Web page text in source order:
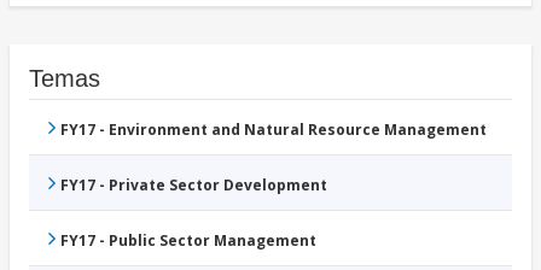
Temas
FY17 - Environment and Natural Resource Management
FY17 - Private Sector Development
FY17 - Public Sector Management